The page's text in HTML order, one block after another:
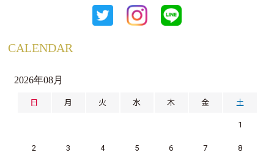
CALENDAR
2026年08月
日 月 火 水 木 金 土
1
2 3 4 5 6 7 8